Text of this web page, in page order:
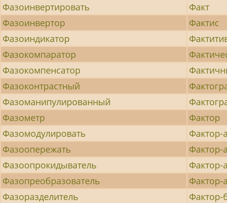
Фазоинвертировать
Факт
Фазоинвертор
Фактис
Фазоиндикатор
Фазокомпаратор
Фазокомпенсатор
Фазоконтрастный
Фазоманипулированный
Фазометр
Фактор
Фазомодулировать
Фактор-
Фазоопережать
Фактор-
Фазоопрокидыватель
Фактор-
Фазопреобразователь
Фактор-
Фазоразделитель
Фактор-